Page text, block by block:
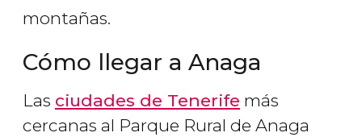
montañas.
Cómo llegar a Anaga
Las ciudades de Tenerife más
cercanas al Parque Rural de Anaga